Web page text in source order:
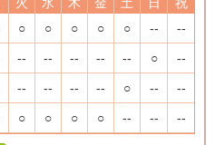
○ ○ ○ ○ ○ -- --
-- -- -- -- -- ○ --
-- -- -- -- ○ -- --
○ ○ ○ ○ -- -- --